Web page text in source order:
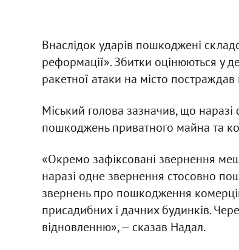
Внаслідок ударів пошкоджені
реформації». Збитки оцінюються у
ракетної атаки на місто постраждав
Міський голова зазначив, що
пошкоджень приватного майна та
«Окремо зафіксовані звернення
наразі одне звернення стосовно
звернень про пошкодження
присадибних і дачних будинків.
відновленню», — сказав Надал.